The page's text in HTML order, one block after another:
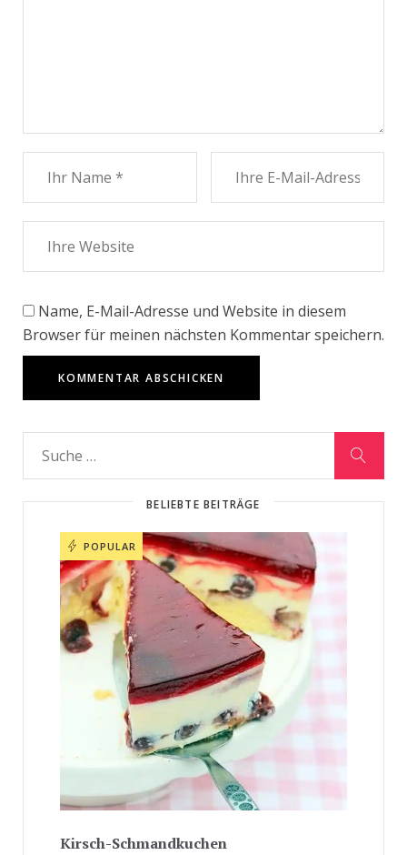
Name, E-Mail-Adresse und Website in diesem
Browser für meinen nächsten Kommentar speichern.
BELIEBTE BEITRÄGE
POPULAR
Kirsch-Schmandkuchen